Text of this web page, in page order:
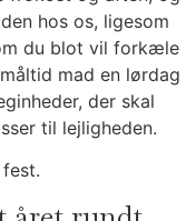
hos os, ligesom
du blot vil forkæle
mad en lørdag
der skal
til lejligheden.